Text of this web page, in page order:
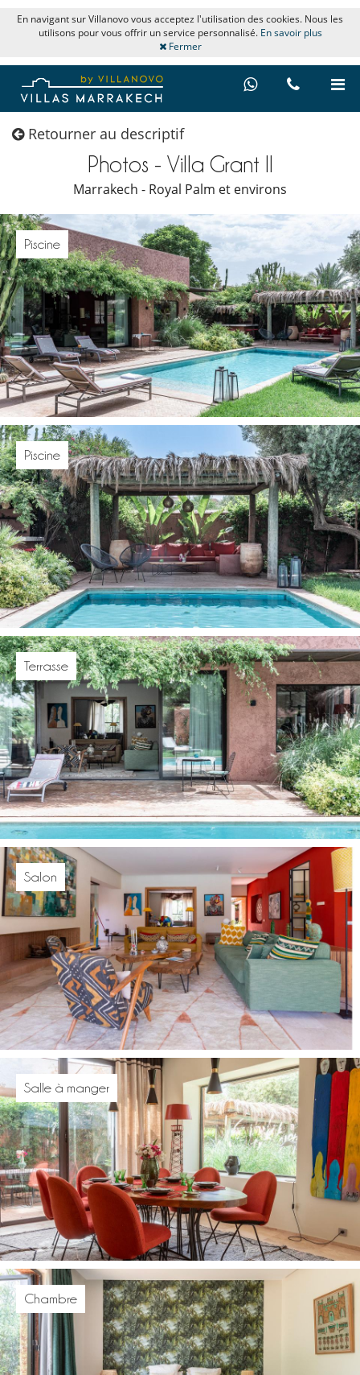
En navigant sur Villanovo vous acceptez l'utilisation des cookies. Nous les
utilisons pour vous offrir un service personnalisé. En savoir plus
Fermer
Retourner au descriptif
Photos - Villa Grant II
Marrakech - Royal Palm et environs
Piscine
Piscine
Terrasse
Salon
Salle à manger
Chambre